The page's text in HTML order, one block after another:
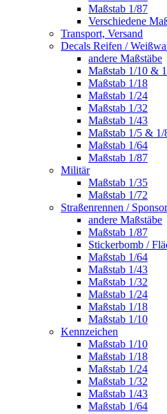
Maßstab 1/87
Verschiedene
Transport, Versand
Decals Reifen /
andere Maßstäbe
Maßstab 1/10 &
Maßstab 1/18
Maßstab 1/24
Maßstab 1/32
Maßstab 1/43
Maßstab 1/5 & 1/
Maßstab 1/64
Maßstab 1/87
Militär
Maßstab 1/35
Maßstab 1/72
Straßenrennen /
andere Maßstäbe
Maßstab 1/87
Stickerbomb /
Maßstab 1/64
Maßstab 1/43
Maßstab 1/32
Maßstab 1/24
Maßstab 1/18
Maßstab 1/10
Kennzeichen
Maßstab 1/10
Maßstab 1/18
Maßstab 1/24
Maßstab 1/32
Maßstab 1/43
Maßstab 1/64